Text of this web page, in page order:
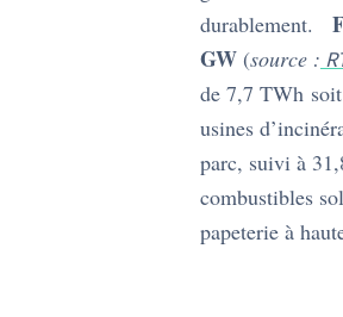
durablement.
GW (source :
de 7,7 TWh
usines
parc, suivi à
combustibles
papeterie à